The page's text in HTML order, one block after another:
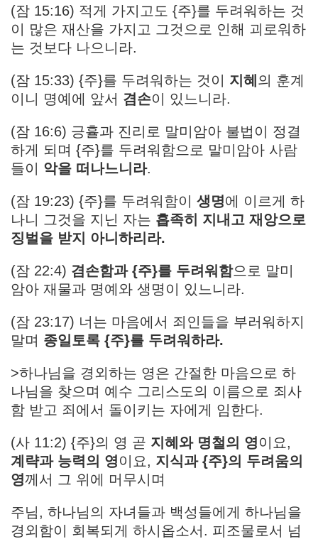
(잠 15:16) 적게 가지고도 {주}를 두려워하는 것
이 많은 재산을 가지고 그것으로 인해 괴로워하
는 것보다 나으니라.
(잠 15:33) {주}를 두려워하는 것이 지혜 의 훈계
이니 명예에 앞서 겸손이 있느니라.
(잠 16:6) 긍휼과 진리로 말미암아 불법이 정결
하게 되며 {주}를 두려워함으로 말미암아 사람
들이 악을 떠나느니라.
(잠 19:23) {주}를 두려워함이 생명에 이르게 하
나니 그것을 지닌 자는 흡족히 지내고 재앙으로
징벌을 받지 아니하리라.
(잠 22:4) 겸손함과 {주}를 두려워함으로 말미
암아 재물과 명예와 생명이 있느니라.
(잠 23:17) 너는 마음에서 죄인들을 부러워하지
말며 종일토록 {주}를 두려워하라.
>하나님을 경외하는 영은 간절한 마음으로 하
나님을 찾으며 예수 그리스도의 이름으로 죄사
함 받고 죄에서 돌이키는 자에게 임한다.
(사 11:2) {주}의 영 곧 지혜와 명철의 영이요,
계략과 능력의 영이요, 지식과 {주}의 두려움의
영께서 그 위에 머무시며
주님, 하나님의 자녀들과 백성들에게 하나님을
경외함이 회복되게 하시옵소서. 피조물로서 넘